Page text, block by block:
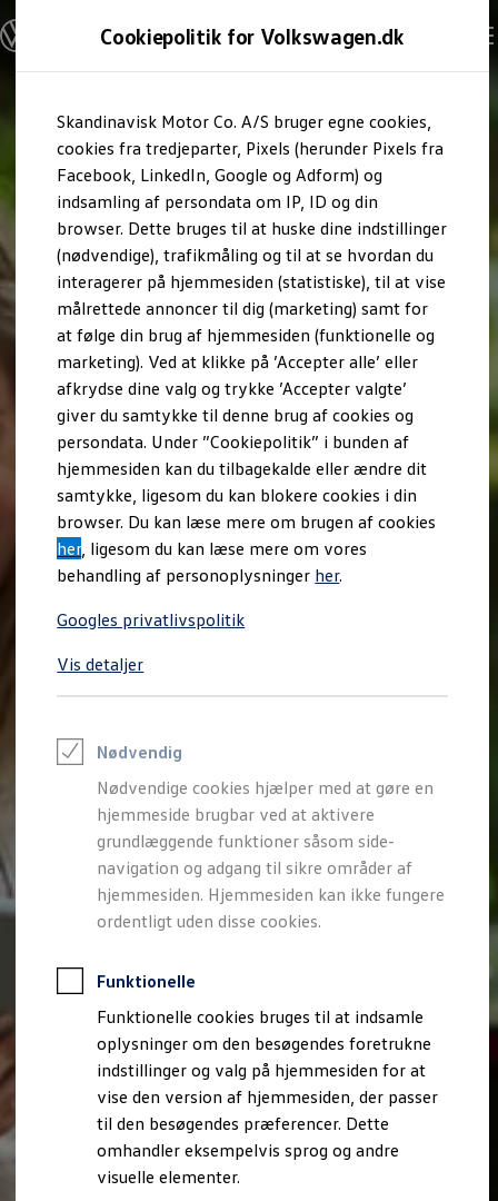
Cookiepolitik for Volkswagen.dk
Skandinavisk Motor Co. A/S bruger egne cookies,
cookies fra tredjeparter, Pixels (herunder Pixels fra
Facebook, LinkedIn, Google og Adform) og
indsamling af persondata om IP, ID og din
browser. Dette bruges til at huske dine indstillinger
(nødvendige), trafikmåling og til at se hvordan du
interagerer på hjemmesiden (statistiske), til at vise
målrettede annoncer til dig (marketing) samt for
at følge din brug af hjemmesiden (funktionelle og
marketing). Ved at klikke på ’Accepter alle’ eller
afkrydse dine valg og trykke ’Accepter valgte’
giver du samtykke til denne brug af cookies og
persondata. Under ”Cookiepolitik” i bunden af
hjemmesiden kan du tilbagekalde eller ændre dit
samtykke, ligesom du kan blokere cookies i din
browser. Du kan læse mere om brugen af cookies
her, ligesom du kan læse mere om vores
behandling af personoplysninger her.
Googles privatlivspolitik
Vis detaljer
Nødvendig
Nødvendige cookies hjælper med at gøre en
hjemmeside brugbar ved at aktivere
grundlæggende funktioner såsom side-
navigation og adgang til sikre områder af
hjemmesiden. Hjemmesiden kan ikke fungere
ordentligt uden disse cookies.
Funktionelle
Funktionelle cookies bruges til at indsamle
oplysninger om den besøgendes foretrukne
indstillinger og valg på hjemmesiden for at
vise den version af hjemmesiden, der passer
til den besøgendes præferencer. Dette
omhandler eksempelvis sprog og andre
visuelle elementer.
hovedindhold
footer
Modeller og konfigurator
Byg din Volkswagen
Alle modeller
Kend din Volkswagen
Erhvervsbiler
Værktøjskassen
ConnectedFleet
Service
California on Tour app
Elektriske biler
Elbiler
ID. Polo
ID. Cross
ID.3 Neo
ID.4
ID.5
ID.7
ID.7 Tourer
ID. Buzz
Konceptbiler
ID. EVERY1
ID. 2all & ID. GTI
Varebiler på el
Elektromobilitet i dagligdagen
Eldrevne modeller
ID. Buzz Cargo
Opladning og Rækkevidde
Opladning med Clever
Opladning med Clever - Erhvervsbiler
Udregn din rækkevidde
Lær din ID. at kende
Varmepumpe
Energieffektivitet
Teaser Battery Regulation
Software og konnektivitet
ID. Software 6.0
ID.- softwareversioner og opdateringer
Grænseflader til din ID.
Køb og leasing
Lagerbiler til hurtig levering
Book en prøvetur
Bestil et tilbud
Brugte biler
Pendlerleasing
Budgetberegner
Firmabil
Vejen til en ny Volkswagen
Online Privatleasing
Finansiering og forsikring
Volkswagen Forsikring
Volkswagen Finansiering